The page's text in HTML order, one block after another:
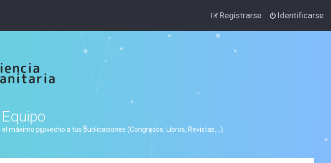
Identificarse
Registrarse
máximo provecho a tus publicaciones (Congresos, Libros, Revistas,...)